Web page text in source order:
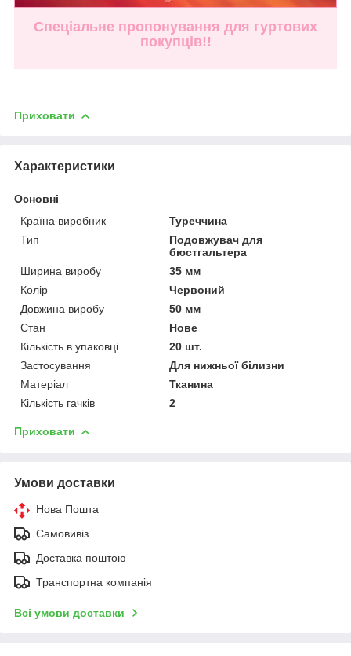
Спеціальне пропонування для гуртових
покупців!!
Приховати
Характеристики
Основні
Країна виробник
Туреччина
Тип
Подовжувач для
бюстгальтера
Ширина виробу
35 мм
Колір
Червоний
Довжина виробу
50 мм
Стан
Нове
Кількість в упаковці
20 шт.
Застосування
Для нижньої білизни
Матеріал
Тканина
Кількість гачків
2
Приховати
Умови доставки
Нова Пошта
Самовивіз
Доставка поштою
Транспортна компанія
Всі умови доставки